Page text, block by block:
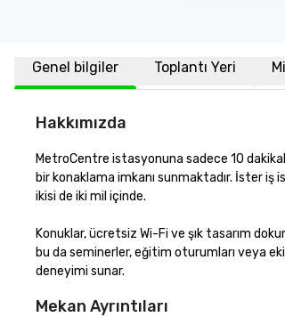
Genel bilgiler Toplantı Yeri
Hakkımızda
MetroCentre istasyonuna sadece 10
bir konaklama imkanı sunmaktadır. İster
ikisi de iki mil içinde.
Konuklar, ücretsiz Wi-Fi ve şık tasarım
bu da seminerler, eğitim oturumları veya
deneyimi sunar.
Mekan Ayrıntıları